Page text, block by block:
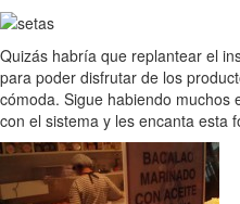
Quizás habría que replantear el
para poder disfrutar de los
cómoda. Sigue habiendo muchos
con el sistema y les encanta esta